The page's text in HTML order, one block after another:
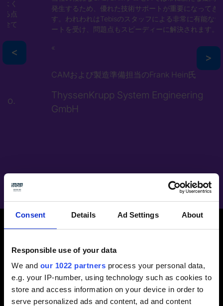
Consent Details Ad Settings About
Responsible use of your data
We and our 1022 partners process your personal data,
e.g. your IP-number, using technology such as cookies to
store and access information on your device in order to
serve personalized ads and content, ad and content
発生するため、優れた技術サポートが重要になってきま
す。われわれはTebisのスタッフによる非常に有能なサポ
ートを受け、問題点もスピーディーに解決されます。
CAMおよび製造準備担当のFrank Hein氏
ThyssenKrupp System Engineering
GmbH
> >
ぜひご相談下さい。